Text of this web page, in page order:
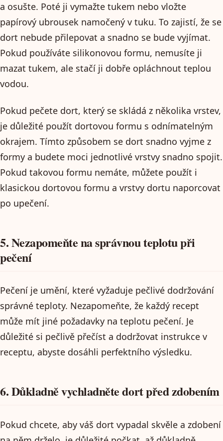
a osušte. Poté ji vymažte tukem nebo vložte
papírový ubrousek namočený v tuku. To zajistí, že se
dort nebude přilepovat a snadno se bude vyjímat.
Pokud používáte silikonovou formu, nemusíte ji
mazat tukem, ale stačí ji dobře opláchnout teplou
vodou.
Pokud pečete dort, který se skládá z několika vrstev,
je důležité použít dortovou formu s odnímatelným
okrajem. Tímto způsobem se dort snadno vyjme z
formy a budete moci jednotlivé vrstvy snadno spojit.
Pokud takovou formu nemáte, můžete použít i
klasickou dortovou formu a vrstvy dortu naporcovat
po upečení.
5. Nezapomeňte na správnou teplotu při
pečení
Pečení je umění, které vyžaduje pečlivé dodržování
správné teploty. Nezapomeňte, že každý recept
může mít jiné požadavky na teplotu pečení. Je
důležité si pečlivě přečíst a dodržovat instrukce v
receptu, abyste dosáhli perfektního výsledku.
6. Důkladně vychladněte dort před zdobením
Pokud chcete, aby váš dort vypadal skvěle a zdobení